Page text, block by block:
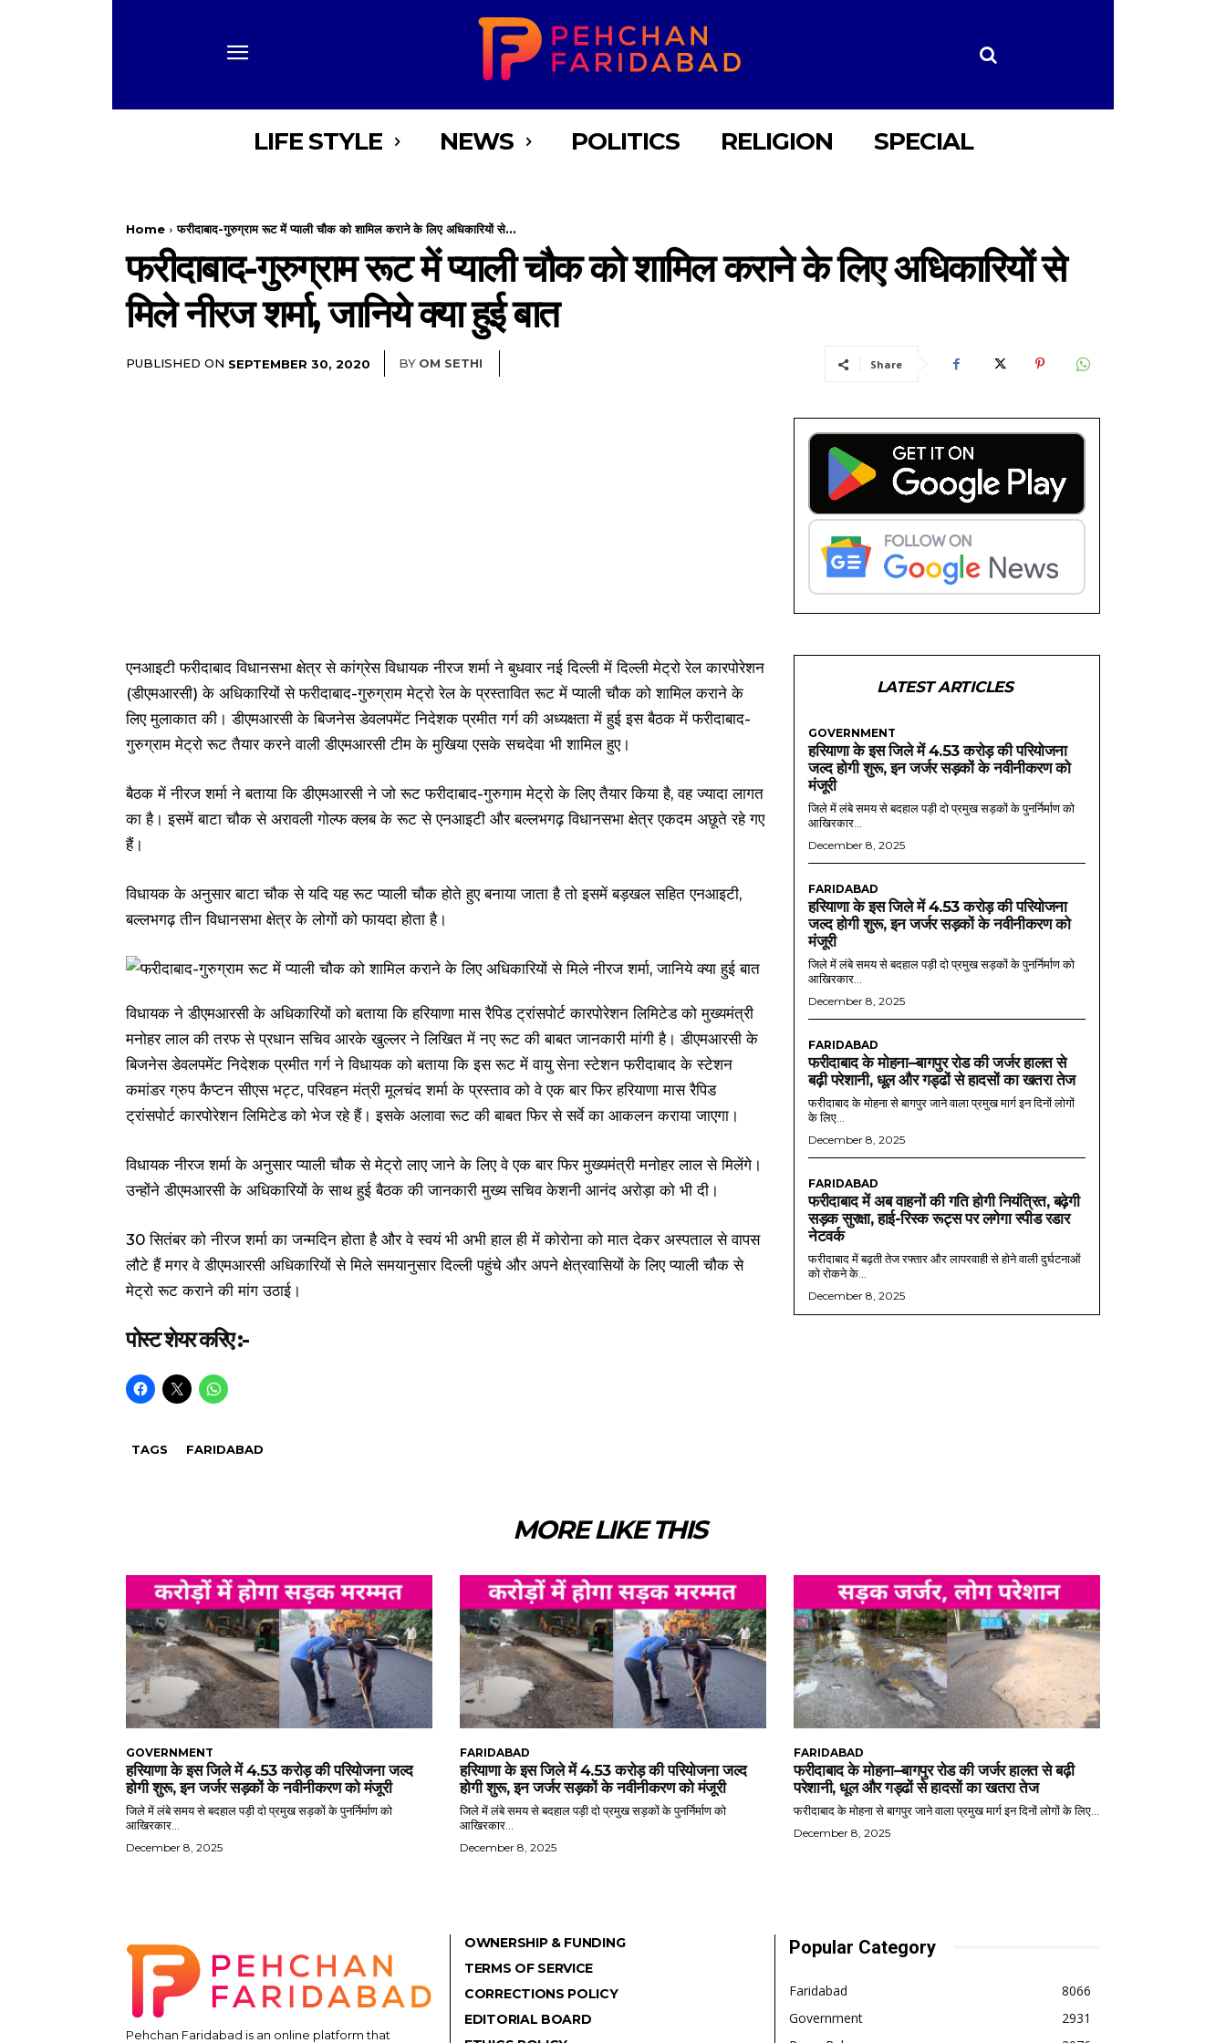
LIFE STYLE NEWS POLITICS RELIGION SPECIAL
Home फरीदाबाद-गुरुग्राम रूट में प्याली चौक को शामिल कराने के लिए अधिकारियों से...
फरीदाबाद-गुरुग्राम रूट में प्याली चौक को शामिल कराने के लिए अधिकारियों से
मिले नीरज शर्मा, जानिये क्या हुई बात
PUBLISHED ON SEPTEMBER 30, 2020 BY OM SETHI Share
एनआइटी फरीदाबाद विधानसभा क्षेत्र से कांग्रेस विधायक नीरज शर्मा ने बुधवार नई दिल्ली में दिल्ली मेट्रो रेल कारपोरेशन
(डीएमआरसी) के अधिकारियों से फरीदाबाद-गुरुग्राम मेट्रो रेल के प्रस्तावित रूट में प्याली चौक को शामिल कराने के
लिए मुलाकात की। डीएमआरसी के बिजनेस डेवलपमेंट निदेशक प्रमीत गर्ग की अध्यक्षता में हुई इस बैठक में फरीदाबाद-
गुरुग्राम मेट्रो रूट तैयार करने वाली डीएमआरसी टीम के मुखिया एसके सचदेवा भी शामिल हुए।
बैठक में नीरज शर्मा ने बताया कि डीएमआरसी ने जो रूट फरीदाबाद-गुरुगाम मेट्रो के लिए तैयार किया है, वह ज्यादा लागत
का है। इसमें बाटा चौक से अरावली गोल्फ क्लब के रूट से एनआइटी और बल्लभगढ़ विधानसभा क्षेत्र एकदम अछूते रहे गए
हैं।
विधायक के अनुसार बाटा चौक से यदि यह रूट प्याली चौक होते हुए बनाया जाता है तो इसमें बड़खल सहित एनआइटी,
बल्लभगढ़ तीन विधानसभा क्षेत्र के लोगों को फायदा होता है।
विधायक ने डीएमआरसी के अधिकारियों को बताया कि हरियाणा मास रैपिड ट्रांसपोर्ट कारपोरेशन लिमिटेड को मुख्यमंत्री
मनोहर लाल की तरफ से प्रधान सचिव आरके खुल्लर ने लिखित में नए रूट की बाबत जानकारी मांगी है। डीएमआरसी के
बिजनेस डेवलपमेंट निदेशक प्रमीत गर्ग ने विधायक को बताया कि इस रूट में वायु सेना स्टेशन फरीदाबाद के स्टेशन
कमांडर ग्रुप कैप्टन सीएस भट्ट, परिवहन मंत्री मूलचंद शर्मा के प्रस्ताव को वे एक बार फिर हरियाणा मास रैपिड
ट्रांसपोर्ट कारपोरेशन लिमिटेड को भेज रहे हैं। इसके अलावा रूट की बाबत फिर से सर्वे का आकलन कराया जाएगा।
विधायक नीरज शर्मा के अनुसार प्याली चौक से मेट्रो लाए जाने के लिए वे एक बार फिर मुख्यमंत्री मनोहर लाल से मिलेंगे।
उन्होंने डीएमआरसी के अधिकारियों के साथ हुई बैठक की जानकारी मुख्य सचिव केशनी आनंद अरोड़ा को भी दी।
30 सितंबर को नीरज शर्मा का जन्मदिन होता है और वे स्वयं भी अभी हाल ही में कोरोना को मात देकर अस्पताल से वापस
लौटे हैं मगर वे डीएमआरसी अधिकारियों से मिले समयानुसार दिल्ली पहुंचे और अपने क्षेत्रवासियों के लिए प्याली चौक से
मेट्रो रूट कराने की मांग उठाई।
पोस्ट शेयर करिए :-
TAGS FARIDABAD
LATEST ARTICLES
GOVERNMENT
हरियाणा के इस जिले में 4.53 करोड़ की परियोजना
जल्द होगी शुरू, इन जर्जर सड़कों के नवीनीकरण को
मंजूरी
जिले में लंबे समय से बदहाल पड़ी दो प्रमुख सड़कों के पुनर्निर्माण को
आखिरकार...
December 8, 2025
FARIDABAD
हरियाणा के इस जिले में 4.53 करोड़ की परियोजना
जल्द होगी शुरू, इन जर्जर सड़कों के नवीनीकरण को
मंजूरी
जिले में लंबे समय से बदहाल पड़ी दो प्रमुख सड़कों के पुनर्निर्माण को
आखिरकार...
December 8, 2025
FARIDABAD
फरीदाबाद के मोहना–बागपुर रोड की जर्जर हालत से
बढ़ी परेशानी, धूल और गड्ढों से हादसों का खतरा तेज
फरीदाबाद के मोहना से बागपुर जाने वाला प्रमुख मार्ग इन दिनों लोगों
के लिए...
December 8, 2025
FARIDABAD
फरीदाबाद में अब वाहनों की गति होगी नियंत्रित, बढ़ेगी
सड़क सुरक्षा, हाई-रिस्क रूट्स पर लगेगा स्पीड रडार
नेटवर्क
फरीदाबाद में बढ़ती तेज रफ्तार और लापरवाही से होने वाली दुर्घटनाओं
को रोकने के...
December 8, 2025
MORE LIKE THIS
GOVERNMENT
हरियाणा के इस जिले में 4.53 करोड़ की परियोजना जल्द
होगी शुरू, इन जर्जर सड़कों के नवीनीकरण को मंजूरी
जिले में लंबे समय से बदहाल पड़ी दो प्रमुख सड़कों के पुनर्निर्माण को
आखिरकार...
December 8, 2025
FARIDABAD
हरियाणा के इस जिले में 4.53 करोड़ की परियोजना जल्द
होगी शुरू, इन जर्जर सड़कों के नवीनीकरण को मंजूरी
जिले में लंबे समय से बदहाल पड़ी दो प्रमुख सड़कों के पुनर्निर्माण को
आखिरकार...
December 8, 2025
FARIDABAD
फरीदाबाद के मोहना–बागपुर रोड की जर्जर हालत से बढ़ी
परेशानी, धूल और गड्ढों से हादसों का खतरा तेज
फरीदाबाद के मोहना से बागपुर जाने वाला प्रमुख मार्ग इन दिनों लोगों के लिए...
December 8, 2025
Pehchan Faridabad is an online platform that
OWNERSHIP & FUNDING
TERMS OF SERVICE
CORRECTIONS POLICY
EDITORIAL BOARD
Popular Category
Faridabad
8066
Government
2931